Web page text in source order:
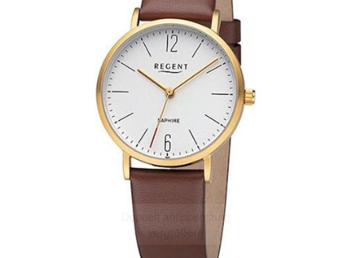
Doppelt antippen zum
vergrößern